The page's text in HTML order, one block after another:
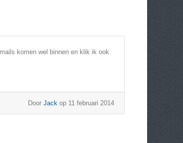
komen wel binnen en klik ik ook
Door Jack op 11 februari 2014